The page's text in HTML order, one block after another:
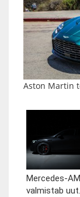
Aston Martin
Mercedes-
valmistab